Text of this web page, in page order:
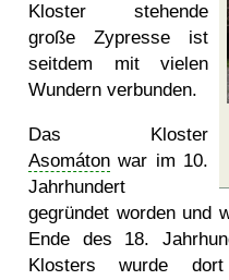
Kloster stehende
große Zypresse ist
seitdem mit vielen
Wundern verbunden.
Das Kloster
Asomáton war im 10.
Jahrhundert
gegründet worden und
Ende des 18.
Klosters wurde